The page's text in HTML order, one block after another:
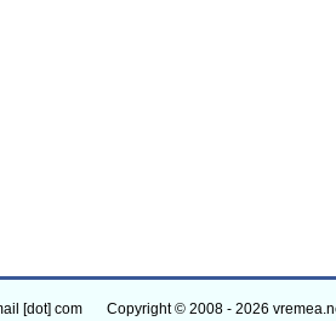
[dot] com Copyright © 2008 - 2026